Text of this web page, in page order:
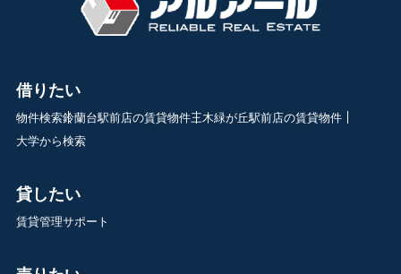
借りたい
物件検索鈴蘭台駅前店の賃貸物件三木緑が丘駅前店の賃貸物件
大学から検索
貸したい
賃貸管理サポート